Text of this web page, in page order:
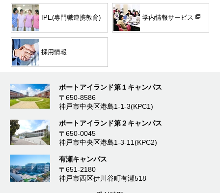
IPE(専門職連携教育) 学内情報サービス
採用情報
ポートアイランド第１キャンパス
〒650-8586
神戸市中央区港島1-1-3(KPC1)
ポートアイランド第２キャンパス
〒650-0045
神戸市中央区港島1-3-11(KPC2)
有瀬キャンパス
〒651-2180
神戸市西区伊川谷町有瀬518